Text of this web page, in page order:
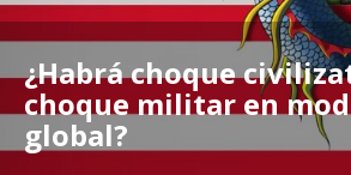
¿Habrá choque
choque militar en
global?